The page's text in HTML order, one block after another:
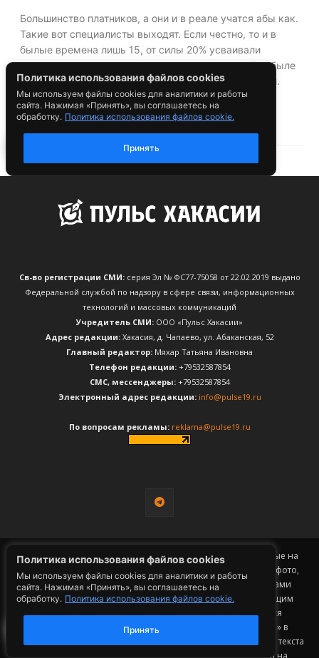
Политика использования файлов cookies
Мы используем файлы cookies для аналитики и работы
сайта. Нажимая «Принять», вы соглашаетесь на
обработку. Политика использования файлов cookie.
Принять
Св-во регистрации СМИ:серия Эл № ФС77-75058 от 22.02.2019 выдано
Федеральной службой по надзору в сфере связи, информационных
технологий и массовых коммуникаций
Учредитель СМИ: ООО «Пульс Хакасии»
Адрес редакции:Хакасия, д. Чапаево, ул. Абаканская, 52
Главный редактор: Мяхар Татьяна Ивановна
Телефон редакции:+79532587854
CМС, мессенджеры:+79532587854
Электронный адрес редакции: info@pulse19.ru
По вопросам рекламы: reklama@pulse19.ru
© 18+Пульс Хакасии. 2018-2026. Материалы, опубликованные на
сайте СМИ «Пульс Хакасии»: статьи, рекламные материалы, фото,
видео, телепрограммы и телепередачи - являются объектами
авторского права и охраняются в соответствии с действующим
законодательством Российской Федерации. Допускается
цитирование авторского материала СМИ «Пульс Хакасии» в
объёме, не превышающем пятидесяти процентов от общего текста